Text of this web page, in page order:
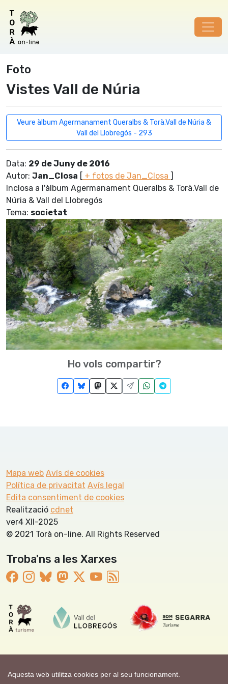
Aquesta web utilitza cookies per al seu funcionament.
Foto
Vistes Vall de Núria
Veure àlbum Agermanament Queralbs & Torà.Vall de Núria &
Vall del Llobregós - 293
Data: 29 de Juny de 2016
Autor: Jan_Closa [ + fotos de Jan_Closa ]
Inclosa a l'àlbum Agermanament Queralbs & Torà.Vall de
Núria & Vall del Llobregós
Tema: societat
Ho vols compartir?
Mapa web Avís de cookies
Política de privacitat Avís legal
Edita consentiment de cookies
Realització cdnet
ver4 XII-2025
© 2021 Torà on-line. All Rights Reserved
Troba'ns a les Xarxes